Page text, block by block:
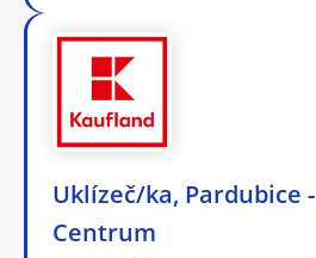
Uklízeč/ka, Pardubice -
Centrum